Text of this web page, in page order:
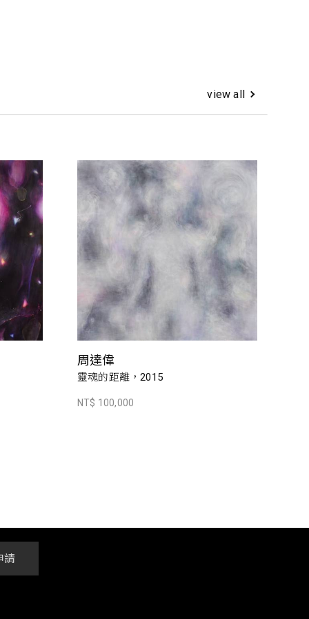
view all
周達偉
靈魂的距離，2015
NT$ 100,000
請